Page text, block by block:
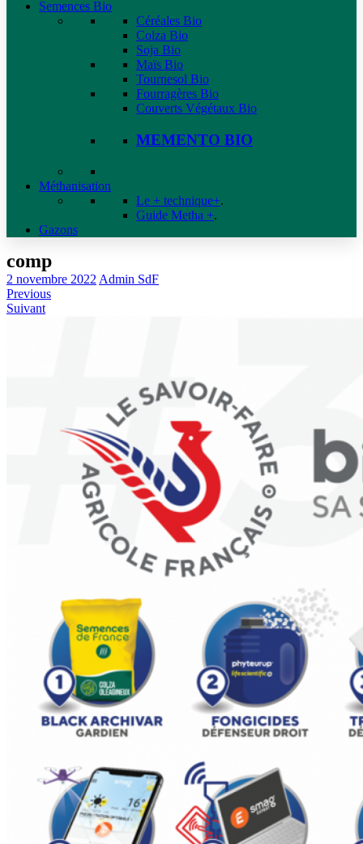
Semences Bio
Céréales Bio
Colza Bio
Soja Bio
Maïs Bio
Tournesol Bio
Fourragères Bio
Couverts Végétaux Bio
MEMENTO BIO
Méthanisation
Le + technique+.
Guide Metha +.
Gazons
comp
2 novembre 2022 Admin SdF
Previous
Suivant